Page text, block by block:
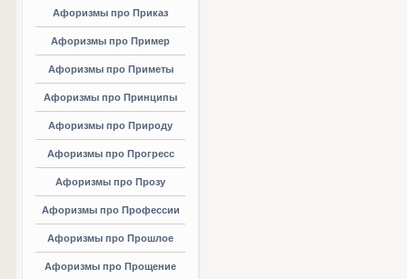
Афоризмы про Приказ
Афоризмы про Пример
Афоризмы про Приметы
Афоризмы про Принципы
Афоризмы про Природу
Афоризмы про Прогресс
Афоризмы про Прозу
Афоризмы про Профессии
Афоризмы про Прошлое
Афоризмы про Прощение